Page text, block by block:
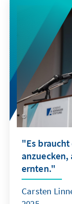
"Es
anzuecken,
ernten."
Carsten